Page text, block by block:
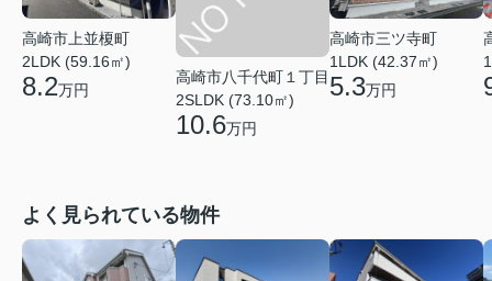
高崎市上並榎町
2LDK (59.16㎡)
8.2万円
高崎市八千代町１丁目
2SLDK (73.10㎡)
10.6万円
高崎市三ツ寺町
1LDK (42.37㎡)
5.3万円
よく見られている物件